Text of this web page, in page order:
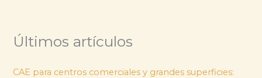
Últimos artículos
CAE para centros comerciales y grandes superficies: